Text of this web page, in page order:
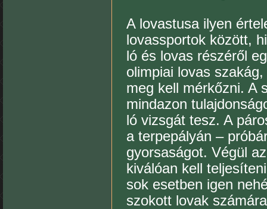
A lovastusa ilyen
lovassportok között,
ló és lovas részéről
olimpiai lovas
meg kell mérkőzni. A
mindazon
ló vizsgát tesz. A
a terpepályán –
gyorsaságot. Végül
kiválóan kell
sok esetben igen
szokott lovak